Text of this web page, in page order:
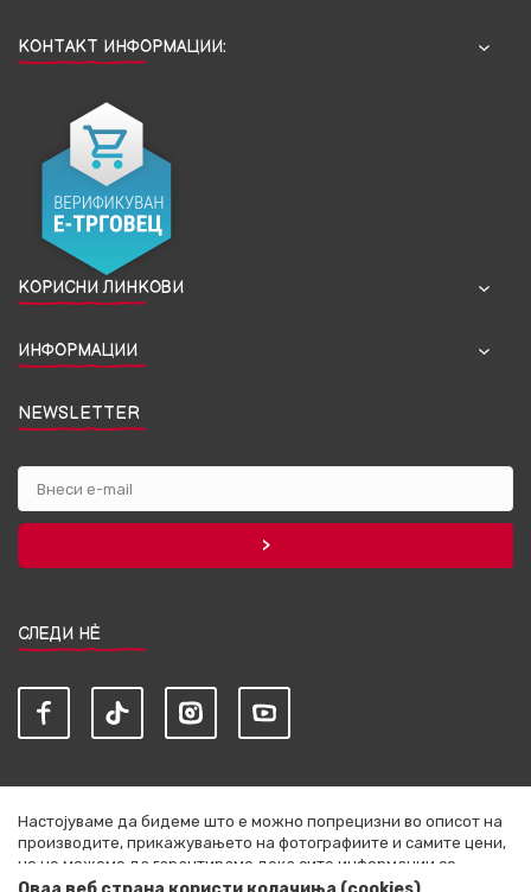
КОНТАКТ ИНФОРМАЦИИ:
КОРИСНИ ЛИНКОВИ
ИНФОРМАЦИИ
NEWSLETTER
СЛЕДИ НЀ
Настојуваме да бидеме што е можно попрецизни во описот на
производите, прикажувањето на фотографиите и самите цени,
но не можеме да гарантираме дека сите информации се
комплетни и без грешки. Сите артикли прикажани на сајтот се